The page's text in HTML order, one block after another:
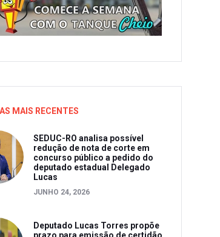
MAIS RECENTES
SEDUC-RO analisa possível
redução de nota de corte em
concurso público a pedido do
deputado estadual Delegado
Lucas
JUNHO 24, 2026
Deputado Lucas Torres propõe